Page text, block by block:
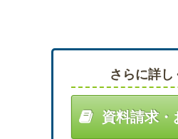
さらに詳
資料請求・